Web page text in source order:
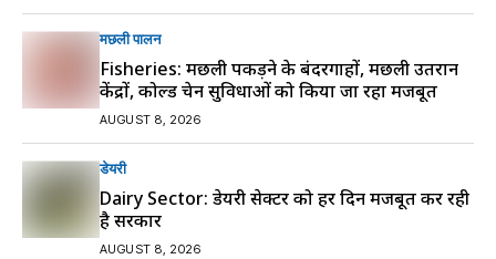
मछली पालन
Fisheries: मछली पकड़ने के बंदरगाहों, मछली उतरान
केंद्रों, कोल्ड चेन सुविधाओं को किया जा रहा मजबूत
AUGUST 8, 2026
डेयरी
Dairy Sector: डेयरी सेक्टर को हर दिन मजबूत कर रही
है सरकार
AUGUST 8, 2026